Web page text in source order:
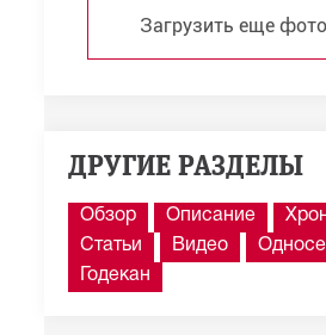
Загрузить еще
ДРУГИЕ РАЗДЕЛЫ
Обзор Описание
Статьи
Видео
Годекан